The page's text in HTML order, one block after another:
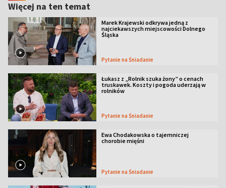
Więcej na ten temat
Marek Krajewski odkrywa jedną z
najciekawszych miejscowości Dolnego
Śląska
Pytanie na Śniadanie
Łukasz z „Rolnik szuka żony” o cenach
truskawek. Koszty i pogoda uderzają w
rolników
Pytanie na Śniadanie
Ewa Chodakowska o tajemniczej
chorobie mięśni
Pytanie na Śniadanie